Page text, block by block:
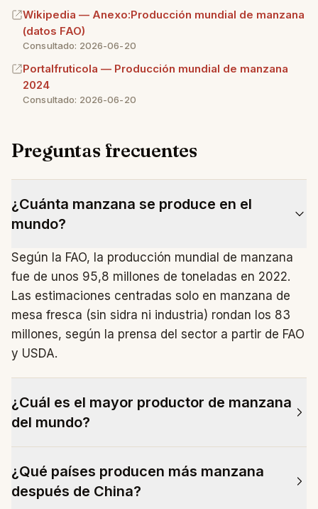
Wikipedia — Anexo:Producción mundial de manzana
(datos FAO)
Consultado: 2026-06-20
Portalfruticola — Producción mundial de manzana
2024
Consultado: 2026-06-20
Preguntas frecuentes
¿Cuánta manzana se produce en el
mundo?
Según la FAO, la producción mundial de manzana
fue de unos 95,8 millones de toneladas en 2022.
Las estimaciones centradas solo en manzana de
mesa fresca (sin sidra ni industria) rondan los 83
millones, según la prensa del sector a partir de FAO
y USDA.
¿Cuál es el mayor productor de manzana
del mundo?
toneladas en 2022, cerca del 50% de toda la
manzana del planeta. El segundo productor
¿Qué países producen más manzana
después de China?